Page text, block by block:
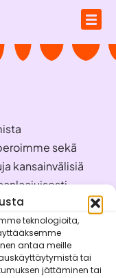
teknologioita,
antaa meille
tai
jättäminen tai
sekä
kansainvälisiä